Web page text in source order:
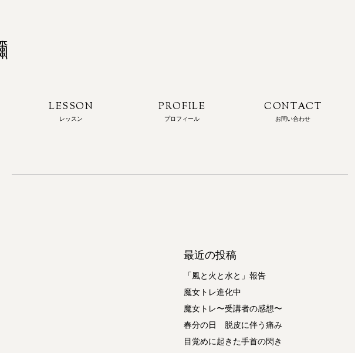
LESSON
レッスン
PROFILE
プロフィール
CONTACT
お問い合わせ
最近の投稿
「風と火と水と」報告
魔女トレ進化中
魔女トレ〜受講者の感想〜
春分の日 脱皮に伴う痛み
目覚めに起きた手首の閃き